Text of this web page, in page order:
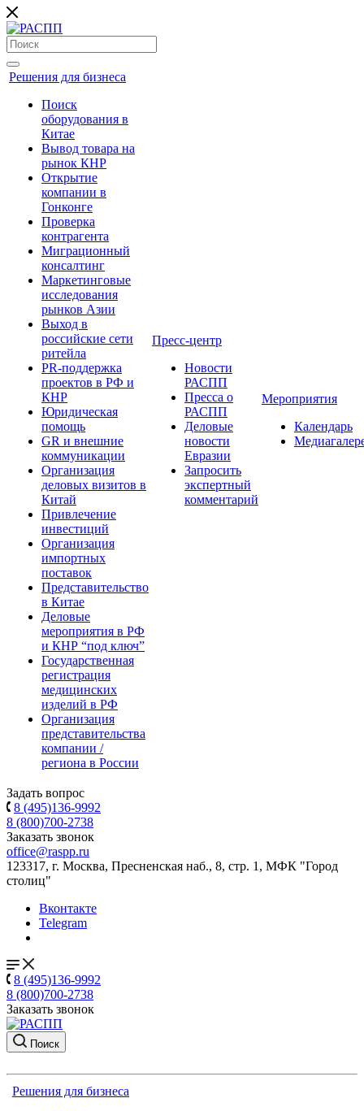
Решения для бизнеса
Поиск
оборудования в
Китае
Вывод товара на
рынок КНР
Открытие
компании в
Гонконге
Проверка
контрагента
Миграционный
консалтинг
Маркетинговые
исследования
рынков Азии
Выход в
российские сети
ритейла
PR-поддержка
проектов в РФ и
КНР
Юридическая
помощь
GR и внешние
коммуникации
Организация
деловых визитов в
Китай
Привлечение
инвестиций
Организация
импортных
поставок
Представительство
в Китае
Деловые
мероприятия в РФ
и КНР “под ключ”
Государственная
регистрация
медицинских
изделий в РФ
Организация
представительства
компании /
региона в России
Пресс-центр
Новости
РАСПП
Пресса о
РАСПП
Деловые
новости
Евразии
Запросить
экспертный
комментарий
Мероприятия
Календарь
Задать вопрос
8 (495)136-9992
8 (800)700-2738
Заказать звонок
office@raspp.ru
123317, г. Москва, Пресненская наб., 8, стр. 1, МФК "Город
столиц"
Вконтакте
Telegram
8 (495)136-9992
8 (800)700-2738
Заказать звонок
Поиск
Решения для бизнеса